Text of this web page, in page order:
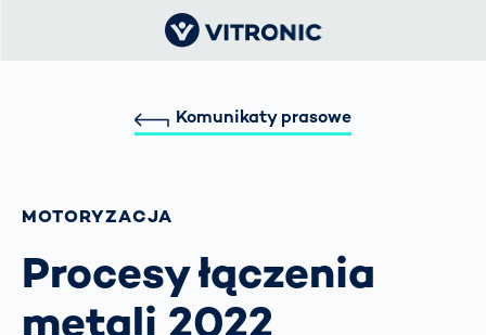
Komunikaty prasowe
MOTORYZACJA
Procesy łączenia
metali 2022